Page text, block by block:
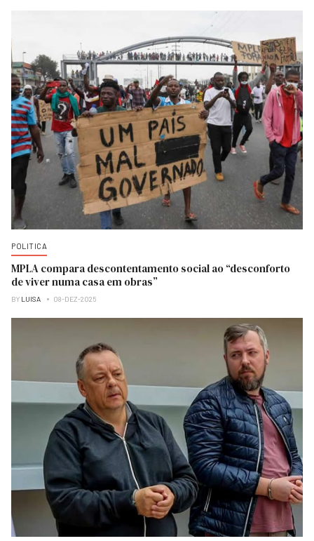
POLITICA
MPLA compara descontentamento social ao “desconforto
de viver numa casa em obras”
BY LUISA 08-DEZ-2025